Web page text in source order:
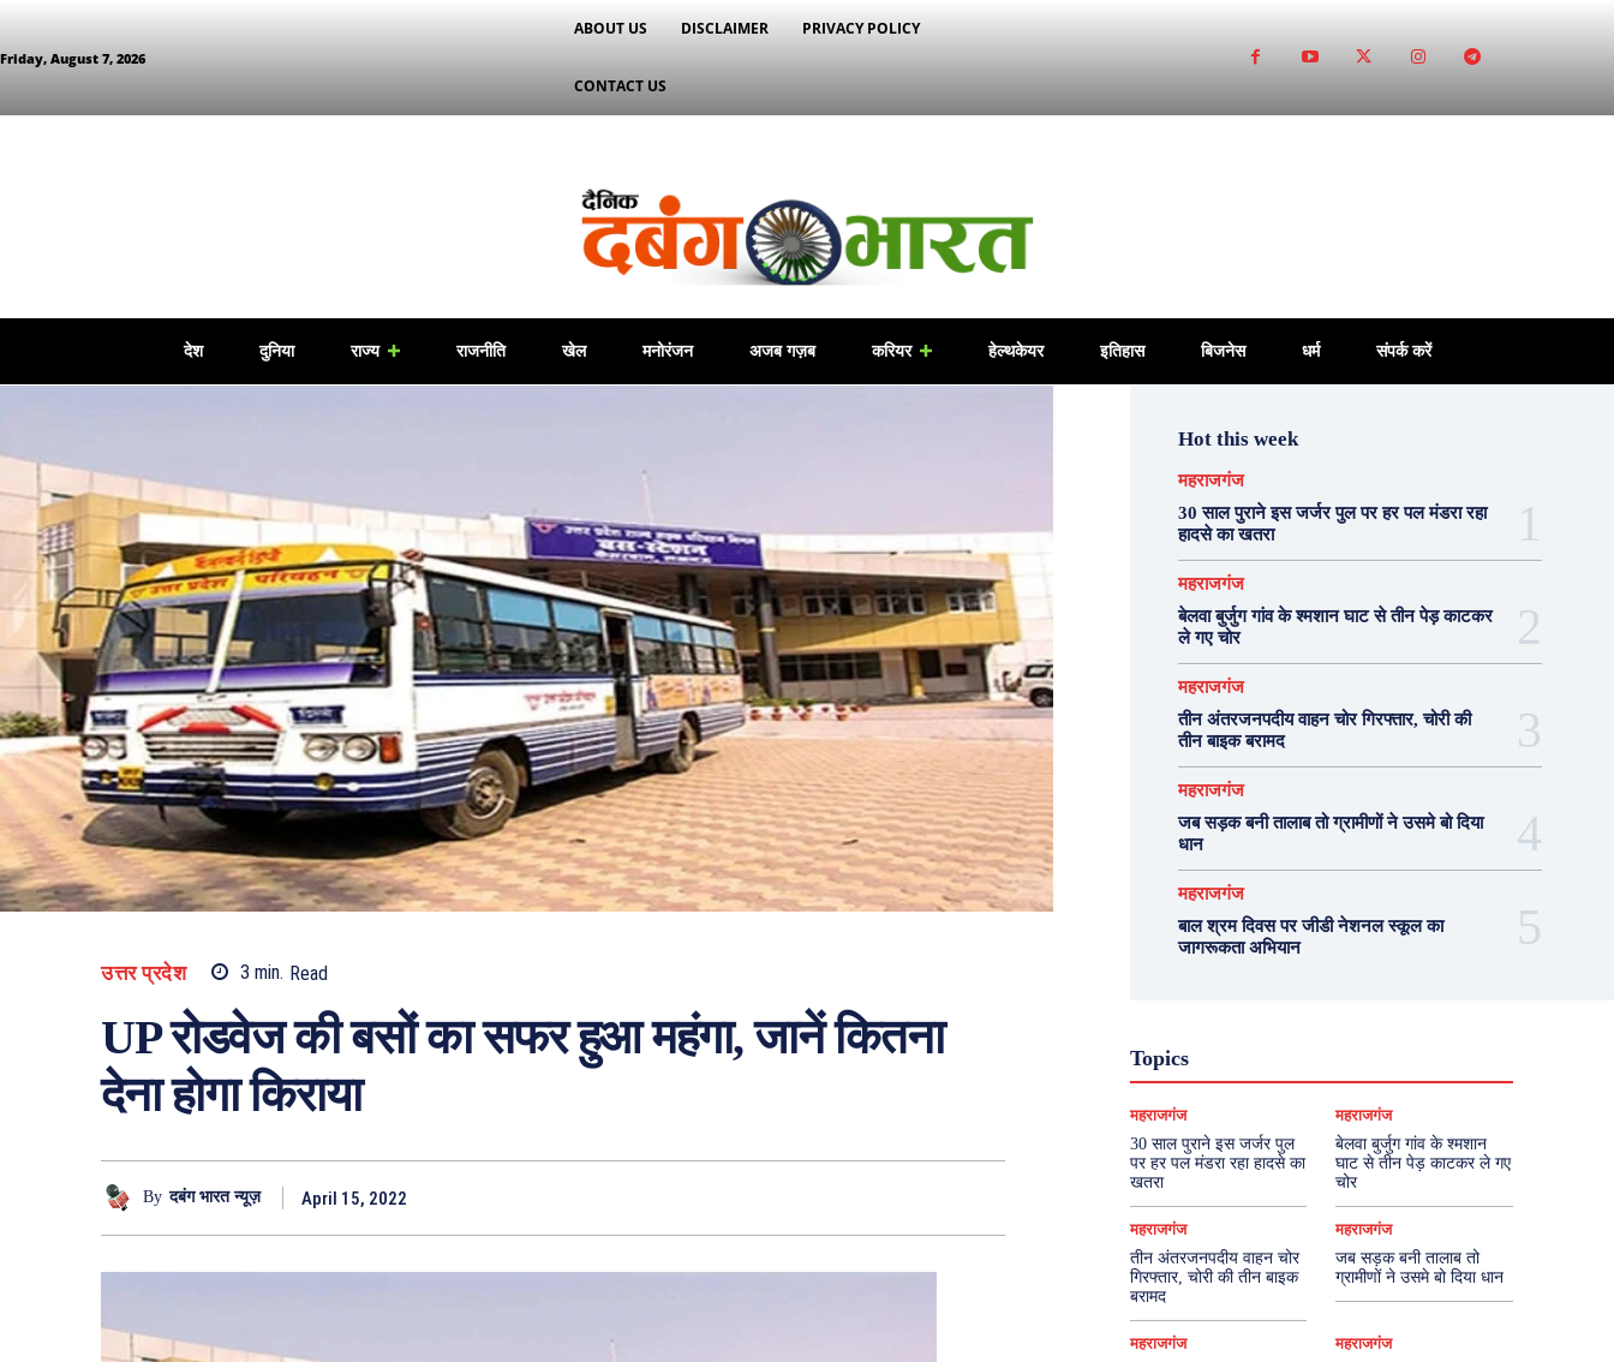
Friday, August 7, 2026
ABOUT US DISCLAIMER PRIVACY POLICY
CONTACT US
देश दुनिया राज्य राजनीति खेल मनोरंजन अजब गज़ब करियर हेल्थकेयर इतिहास बिजनेस धर्म संपर्क करें
उत्तर प्रदेश 3 min. Read
UP रोडवेज की बसों का सफर हुआ महंगा, जानें कितना
देना होगा किराया
By दबंग भारत न्यूज़ April 15, 2022
Hot this week
महराजगंज
30 साल पुराने इस जर्जर पुल पर हर पल मंडरा रहा
हादसे का खतरा
महराजगंज
बेलवा बुर्जुग गांव के श्मशान घाट से तीन पेड़ काटकर
ले गए चोर
महराजगंज
तीन अंतरजनपदीय वाहन चोर गिरफ्तार, चोरी की
तीन बाइक बरामद
महराजगंज
जब सड़क बनी तालाब तो ग्रामीणों ने उसमे बो दिया
धान
महराजगंज
बाल श्रम दिवस पर जीडी नेशनल स्कूल का
जागरूकता अभियान
Topics
महराजगंज
30 साल पुराने इस जर्जर पुल
पर हर पल मंडरा रहा हादसे का
खतरा
महराजगंज
बेलवा बुर्जुग गांव के श्मशान
घाट से तीन पेड़ काटकर ले गए
चोर
महराजगंज
तीन अंतरजनपदीय वाहन चोर
गिरफ्तार, चोरी की तीन बाइक
बरामद
महराजगंज
जब सड़क बनी तालाब तो
ग्रामीणों ने उसमे बो दिया धान
महराजगंज
महराजगंज